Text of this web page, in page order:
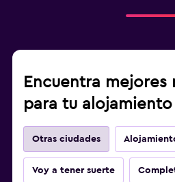
Encuentra mejores
para tu
Otras ciudades
Voy a tener suerte